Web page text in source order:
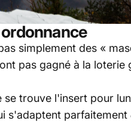
simplement des «
pas gagné à la
trouve l'insert pour
s'adaptent parfaitement